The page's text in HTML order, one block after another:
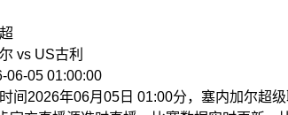
vs US古利
06-05 01:00:00
间2026年06月05日 01:00分，塞内加尔超